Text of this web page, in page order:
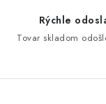
Rýchle
Tovar skladom